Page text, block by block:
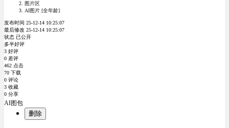
图片区
AI图片 [全年龄]
发布时间 25-12-14 10:25:07
最后修改 25-12-14 10:25:07
状态 已公开
多半好评
3 好评
0 差评
462 点击
70 下载
0 评论
3 收藏
0 分享
AI图包
删除